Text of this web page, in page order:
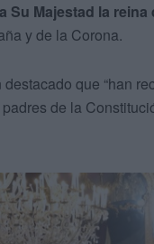
Su Majestad la reina
y de la Corona.
destacado que “han
de la